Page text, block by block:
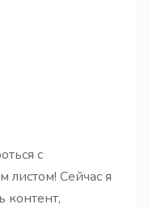
побудит
текста.
с
листом! Сейчас я
контент,